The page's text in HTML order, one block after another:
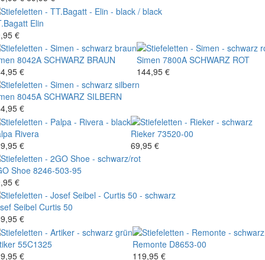
Elin
€
8042A SCHWARZ BRAUN
€
Simen 7800A SCHWARZ ROT
144,95 €
8045A SCHWARZ SILBERN
€
Rivera
€
Rieker 73520-00
69,95 €
Shoe 8246-503-95
€
Seibel Curtis 50
€
55C1325
€
Remonte D8653-00
119,95 €